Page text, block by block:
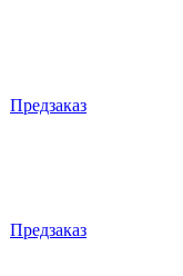
Предзаказ
Предзаказ